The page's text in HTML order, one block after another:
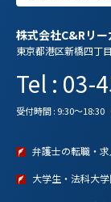
株式会社C&Rリ
東京都港区新橋四丁
Tel : 03-
受付時間 : 9:30～18:30
弁護士の転職・
大学生・法科大